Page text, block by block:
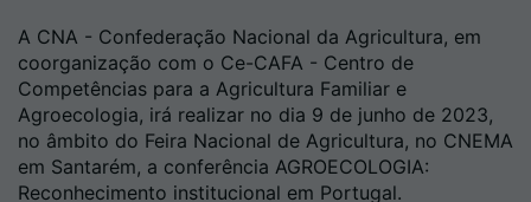
A CNA - Confederação Nacional da Agricultura, em
coorganização com o Ce-CAFA - Centro de
Competências para a Agricultura Familiar e
Agroecologia, irá realizar no dia 9 de junho de 2023,
no âmbito do Feira Nacional de Agricultura, no CNEMA
em Santarém, a conferência AGROECOLOGIA:
Reconhecimento institucional em Portugal.